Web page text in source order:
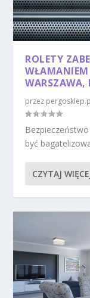
ROLETY
WARSZAWA,
przez
być
CZYTAJ